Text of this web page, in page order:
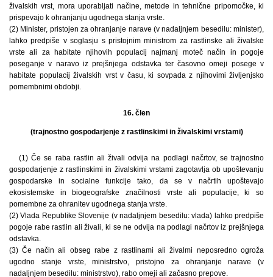
živalskih vrst, mora uporabljati načine, metode in tehnične pripomočke, ki
prispevajo k ohranjanju ugodnega stanja vrste.
(2) Minister, pristojen za ohranjanje narave (v nadaljnjem besedilu: minister),
lahko predpiše v soglasju s pristojnim ministrom za rastlinske ali živalske
vrste ali za habitate njihovih populacij najmanj moteč način in pogoje
poseganje v naravo iz prejšnjega odstavka ter časovno omeji posege v
habitate populacij živalskih vrst v času, ki sovpada z njihovimi življenjsko
pomembnimi obdobji.
16. člen
(trajnostno gospodarjenje z rastlinskimi in živalskimi vrstami)
(1) Če se raba rastlin ali živali odvija na podlagi načrtov, se trajnostno
gospodarjenje z rastlinskimi in živalskimi vrstami zagotavlja ob upoštevanju
gospodarske in socialne funkcije tako, da se v načrtih upoštevajo
ekosistemske in biogeografske značilnosti vrste ali populacije, ki so
pomembne za ohranitev ugodnega stanja vrste.
(2) Vlada Republike Slovenije (v nadaljnjem besedilu: vlada) lahko predpiše
pogoje rabe rastlin ali živali, ki se ne odvija na podlagi načrtov iz prejšnjega
odstavka.
(3) Če način ali obseg rabe z rastlinami ali živalmi neposredno ogroža
ugodno stanje vrste, ministrstvo, pristojno za ohranjanje narave (v
nadaljnjem besedilu: ministrstvo), rabo omeji ali začasno prepove.